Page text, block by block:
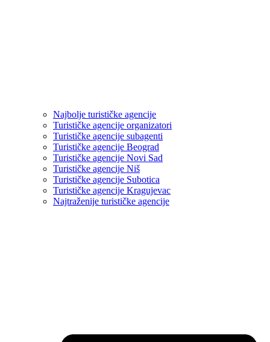
Najbolje turističke agencije
Turističke agencije organizatori
Turističke agencije subagenti
Turističke agencije Beograd
Turističke agencije Novi Sad
Turističke agencije Niš
Turističke agencije Subotica
Turističke agencije Kragujevac
Najtraženije turističke agencije